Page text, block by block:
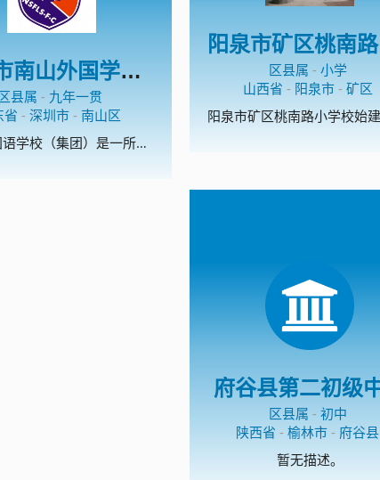
深圳市南山外国学校（集团）文华学校
县属 - 九年一贯
省 - 深圳市 - 南山区
南山外国语学校（集团）是一所集幼儿、小学、初中、高中为一体的集团化学校。南外（集团)文华学校是深圳市首批校园足球特色学校、深圳市传统项目学校；开展校园足球理念为：以丰富多彩的活动营造浓厚的校园足球氛围、以浓厚的校园足球氛围促进校园足球的普及。
区县属 - 小学
山西省 - 阳泉市- 矿区
府谷县第二初级
区县属 - 初中
陕西省 - 榆林市 - 府谷县
暂无描述。